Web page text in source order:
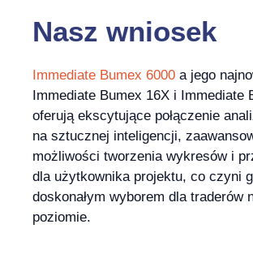
Nasz wniosek
Immediate Bumex 6000 a jego
Immediate Bumex 16X i Immediate
oferują ekscytujące połączenie
na sztucznej inteligencji,
możliwości tworzenia wykresów i
dla użytkownika projektu, co czyni
doskonałym wyborem dla traderów
poziomie.